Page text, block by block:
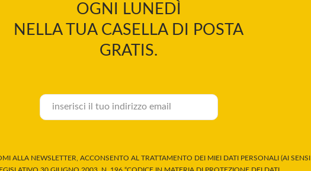
OGNI LUNEDÌ
NELLA TUA CASELLA DI POSTA
GRATIS.
ALLA NEWSLETTER, ACCONSENTO AL TRATTAMENTO DEI MIEI DATI PERSONALI (AI SENSI